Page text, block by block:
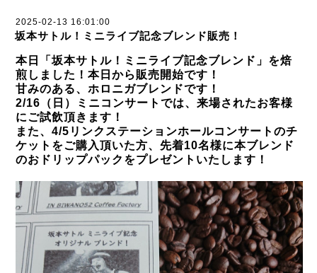
2025-02-13 16:01:00
坂本サトル！ミニライブ記念ブレンド販売！
本日「坂本サトル！ミニライブ記念ブレンド」を焙
煎しました！本日から販売開始です！
甘みのある、ホロニガブレンドです！
2/16（日）ミニコンサートでは、来場されたお客様
にご試飲頂きます！
また、4/5リンクステーションホールコンサートのチ
ケットをご購入頂いた方、先着10名様に本ブレンド
のおドリップパックをプレゼントいたします！